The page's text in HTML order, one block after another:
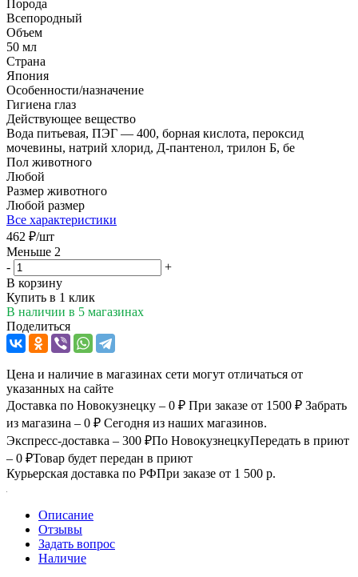
Порода
Всепородный
Объем
50 мл
Страна
Япония
Особенности/назначение
Гигиена глаз
Действующее вещество
Вода питьевая, ПЭГ — 400, борная кислота, пероксид
мочевины, натрий хлорид, Д-пантенол, трилон Б, бе
Пол животного
Любой
Размер животного
Любой размер
Все характеристики
462 ₽/шт
Меньше 2
-
+
В корзину
Купить в 1 клик
В наличии в 5 магазинах
Поделиться
Цена и наличие в магазинах сети могут отличаться от
указанных на сайте
Доставка по Новокузнецку – 0 ₽ При заказе от 1500 ₽ Забрать
из магазина – 0 ₽ Сегодня из наших магазинов.
Экспресс-доставка – 300 ₽По НовокузнецкуПередать в приют
– 0 ₽Товар будет передан в приют
Курьерская доставка по РФПри заказе от 1 500 р.
Описание
Отзывы
Задать вопрос
Наличие